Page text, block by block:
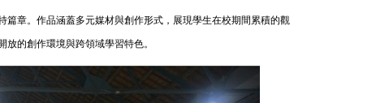
章。作品涵蓋多元媒材與創作形式，展現學生在校期間累積的觀
的創作環境與跨領域學習特色。